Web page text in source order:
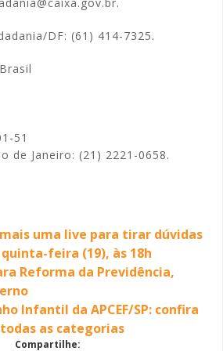
DF: (61) 414-7325.
51
de Janeiro: (21) 2221-0658.
uma live para tirar dúvidas
quinta-feira (19), às 18h
Reforma da Previdência,
Infantil da APCEF/SP: confira
as categorias
Compartilhe: